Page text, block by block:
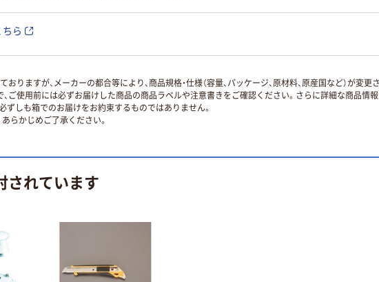
ら
りますが、メーカーの都合等により、商品規格・仕様（容量、パッケージ、原材料、原産国など）が変
ご使用前には必ずお届けした商品の商品ラベルや注意書きをご確認ください。さらに詳細な商品情報
必ずしも箱でのお届けをお約束するものではありません。
らかじめご了承ください。
されています